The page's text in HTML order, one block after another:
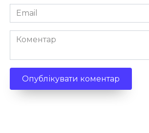
Email
*
Коментар